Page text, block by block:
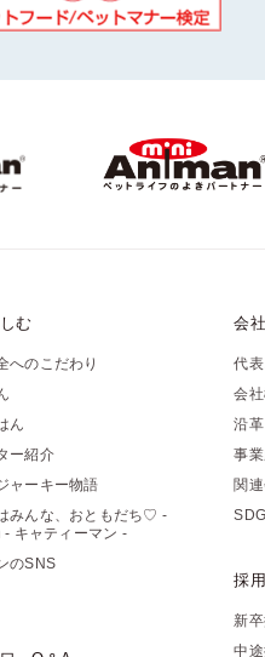
む
へのこだわり
ん
ー紹介
ャーキー物語
みんな、おともだち♡ -
- キャティーマン -
のSNS
会
代
会
沿革
事
関
採
新
中